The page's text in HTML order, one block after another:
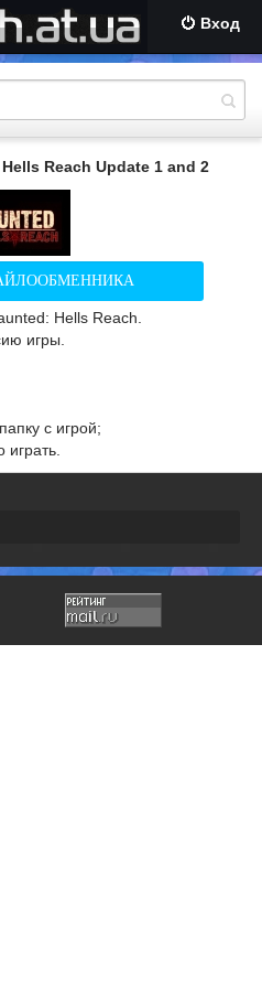
Вход
Reach Update 1 and 2
Hells Reach.
игры.
с игрой;